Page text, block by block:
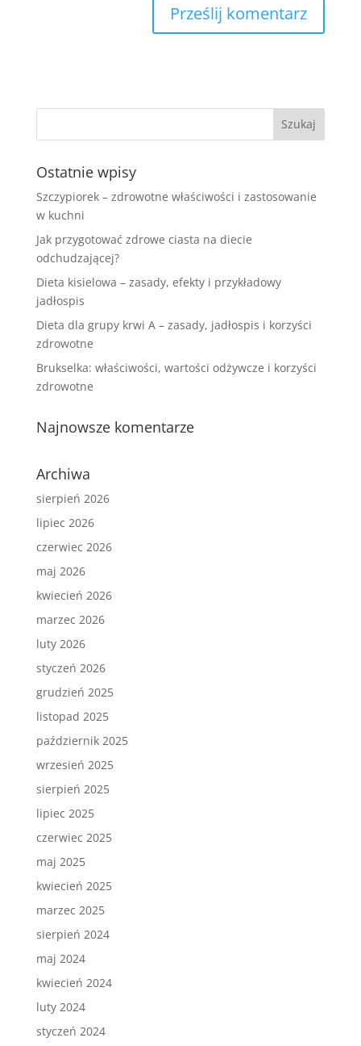
Ostatnie wpisy
Szczypiorek – zdrowotne właściwości i zastosowanie
w kuchni
Jak przygotować zdrowe ciasta na diecie
odchudzającej?
Dieta kisielowa – zasady, efekty i przykładowy
jadłospis
Dieta dla grupy krwi A – zasady, jadłospis i korzyści
zdrowotne
Brukselka: właściwości, wartości odżywcze i korzyści
zdrowotne
Najnowsze komentarze
Archiwa
sierpień 2026
lipiec 2026
czerwiec 2026
maj 2026
kwiecień 2026
marzec 2026
luty 2026
styczeń 2026
grudzień 2025
listopad 2025
październik 2025
wrzesień 2025
sierpień 2025
lipiec 2025
czerwiec 2025
maj 2025
kwiecień 2025
marzec 2025
sierpień 2024
maj 2024
kwiecień 2024
luty 2024
styczeń 2024